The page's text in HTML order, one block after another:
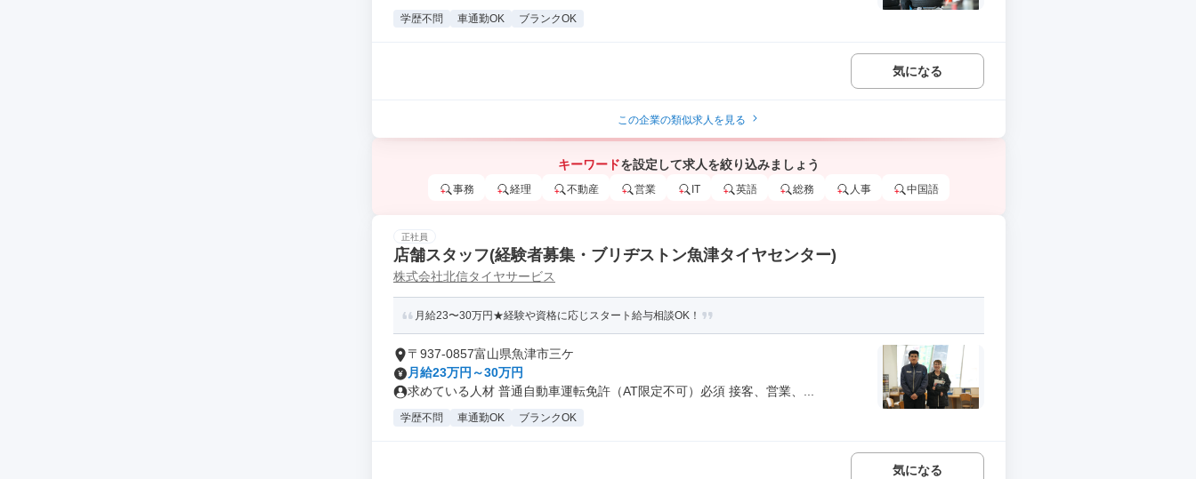
学歴不問 車通勤OK ブランクOK
気になる
この企業の類似求人を見る
キーワードを設定して求人を絞り込みましょう
事務 経理 不動産 営業 IT 英語 総務 人事 中国語
正社員
店舗スタッフ(経験者募集・ブリヂストン魚津タイヤセンター)
株式会社北信タイヤサービス
月給23〜30万円★経験や資格に応じスタート給与相談OK！
〒937-0857富山県魚津市三ケ
月給23万円～30万円
求めている人材 普通自動車運転免許（AT限定不可）必須 接客、営業、...
学歴不問 車通勤OK ブランクOK
気になる